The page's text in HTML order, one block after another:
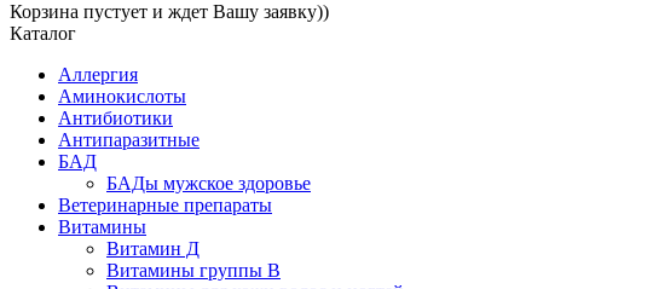
Корзина пустует и ждет Вашу заявку))
Каталог
Аллергия
Аминокислоты
Антибиотики
Антипаразитные
БАД
БАДы мужское здоровье
Ветеринарные препараты
Витамины
Витамин Д
Витамины группы В